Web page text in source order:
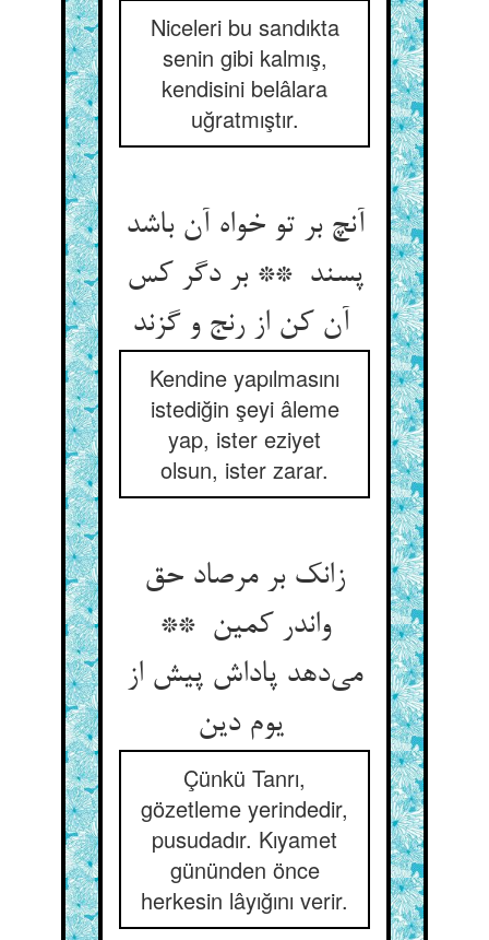
Niceleri bu sandıkta
senin gibi kalmış,
kendisini belâlara
uğratmıştır.
آنچ بر تو خواه آن باشد
پسند ** بر دگر کس
Kendine yapılmasını
istediğin şeyi âleme
yap, ister eziyet
olsun, ister zarar.
زانک بر مرصاد حق
واندر کمین **
می‌دهد پاداش پیش از
یوم دین
Çünkü Tanrı,
gözetleme yerindedir,
pusudadır. Kıyamet
gününden önce
herkesin lâyığını verir.